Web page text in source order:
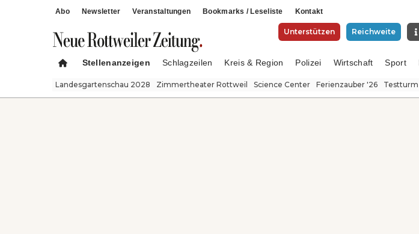
Abo Newsletter Veranstaltungen Bookmarks / Leseliste Kontakt
Unterstützen Reichweite
Stellenanzeigen Schlagzeilen Kreis & Region Polizei Wirtschaft Sport
Landesgartenschau 2028 Zimmertheater Rottweil Science Center Ferienzauber '26 Testturm